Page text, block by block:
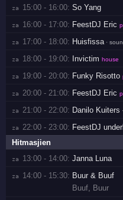
za 15:00 - 16:00: So Yang
za 16:00 - 17:00: FeestDJ Eric
za 17:00 - 18:00: Huisfissa ·
za 18:00 - 19:00: Invictim house
za 19:00 - 20:00: Funky Risotto
za 20:00 - 21:00: FeestDJ Eric
za 21:00 - 22:00: Danilo Kuiters
za 22:00 - 23:00: FeestDJ
Hitmasjien
za 13:00 - 14:00: Janna Luna
za 14:00 - 15:30: Buur & Buuf
Buuf, Buur